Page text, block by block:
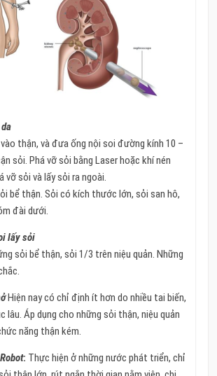
thận, và đưa ống nội soi đường kính 10 –
sỏi. Phá vỡ sỏi bằng Laser hoặc khí nén
vỡ sỏi và lấy sỏi ra ngoài.
bể thận. Sỏi có kích thước lớn, sỏi san hô,
đài dưới.
lấy sỏi
sỏi bể thận, sỏi 1/3 trên niệu quản. Những
Hiện nay có chỉ định ít hơn do nhiều tai biến,
lâu. Áp dụng cho những sỏi thận, niệu quản
năng thận kém.
: Thực hiện ở những nước phát triển, chỉ